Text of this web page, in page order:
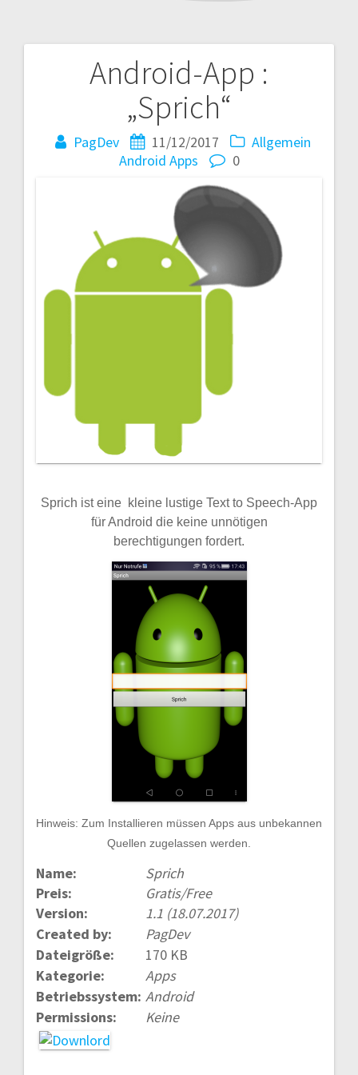
Android-App :
„Sprich“
PagDev 11/12/2017
Allgemein
Android Apps 0
Sprich ist eine kleine lustige Text to Speech-App
für Android die keine unnötigen
berechtigungen fordert.
Hinweis: Zum Installieren müssen Apps aus unbekannen
Quellen zugelassen werden.
Name:
Sprich
Preis:
Gratis/Free
Version:
1.1 (18.07.2017)
Created by:
PagDev
Dateigröße:
170 KB
Kategorie:
Apps
Betriebssystem: Android
Permissions:
Keine
Beitragsnavigation